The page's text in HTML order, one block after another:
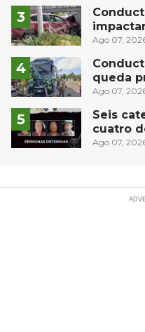
muro en
Ago 07,
queda
Ago 07,
Seis
cuatro
dosis
Ago 07,